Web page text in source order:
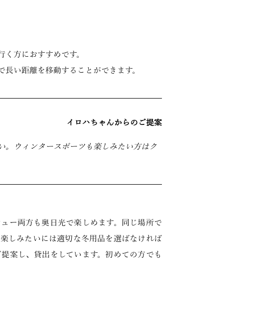
方におすすめです。
い距離を移動することができます。
イロハちゃんからのご提案
。ウィンタースポーツも楽しみたい方はク
ー両方も奥日光で楽しめます。同じ場所で
しみたいには適切な冬用品を選ばなければ
案し、貸出をしています。初めての方でも